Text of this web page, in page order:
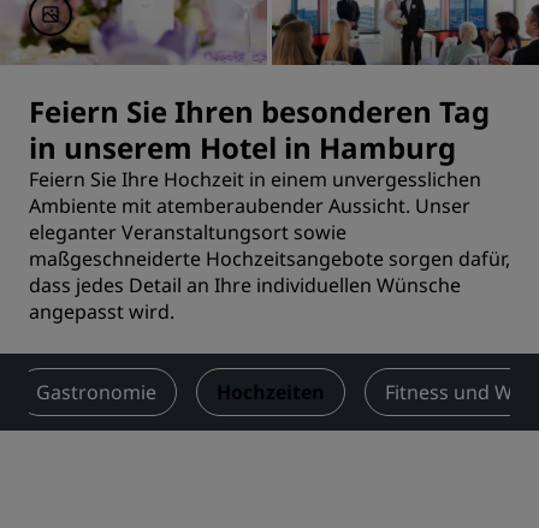
Feiern Sie Ihren besonderen Tag
in unserem Hotel in Hamburg
Feiern Sie Ihre Hochzeit in einem unvergesslichen
Ambiente mit atemberaubender Aussicht. Unser
eleganter Veranstaltungsort sowie
maßgeschneiderte Hochzeitsangebote sorgen dafür,
dass jedes Detail an Ihre individuellen Wünsche
angepasst wird.
Gastronomie Hochzeiten Fitness und